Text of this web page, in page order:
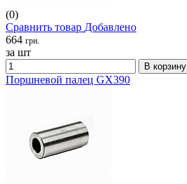
(0)
Сравнить товар Добавлено
664 грн.
за шт
В корзину
Поршневой палец GX390